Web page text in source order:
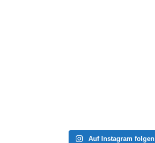
Auf Instagram folgen